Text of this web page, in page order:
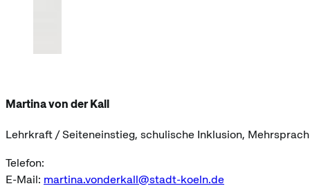
Martina von der Kall
Lehrkraft / Seiteneinstieg, schulische Inklusion,
Telefon:
E-Mail: martina.vonderkall@stadt-koeln.de